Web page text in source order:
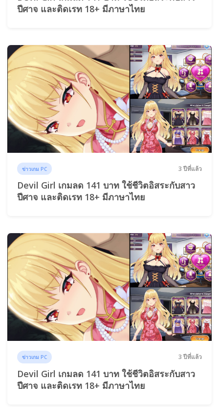
ปีศาจ และติดเรท 18+ มีภาษาไทย
ข่าวเกม PC 3 ปีที่แล้ว
Devil Girl เกมลด 141 บาท ใช้ชีวิตอิสระกับสาว
ปีศาจ และติดเรท 18+ มีภาษาไทย
ข่าวเกม PC 3 ปีที่แล้ว
Devil Girl เกมลด 141 บาท ใช้ชีวิตอิสระกับสาว
ปีศาจ และติดเรท 18+ มีภาษาไทย